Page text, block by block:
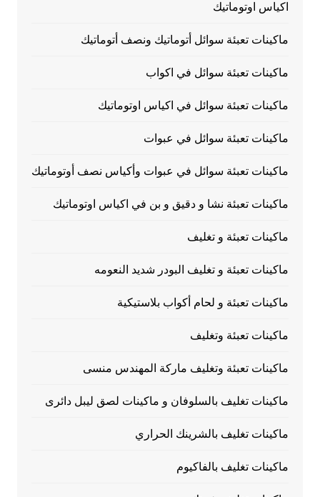
اكياس اوتوماتيك
ماكينات تعبئة سوائل أتوماتيك ونصف أتوماتيك
ماكينات تعبئة سوائل في اكواب
ماكينات تعبئة سوائل في اكياس اوتوماتيك
ماكينات تعبئة سوائل في عبوات
ماكينات تعبئة سوائل في عبوات وأكياس نصف أوتوماتيك
ماكينات تعبئة نشا و دقيق و بن في اكياس اوتوماتيك
ماكينات تعبئة و تغليف
ماكينات تعبئة و تغليف البودر شديد النعومه
ماكينات تعبئة و لحام أكواب بلاستيكية
ماكينات تعبئة وتغليف
ماكينات تعبئة وتغليف ماركة المهندس منسى
ماكينات تغليف بالسلوفان و ماكينات لصق ليبل دائرى
ماكينات تغليف بالشرينك الحراري
ماكينات تغليف بالفاكيوم